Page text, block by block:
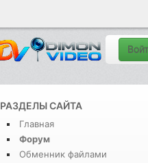
РАЗДЕЛЫ САЙТА
Главная
Форум
Обменник файлами